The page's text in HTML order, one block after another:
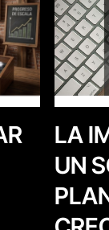
LA
UN